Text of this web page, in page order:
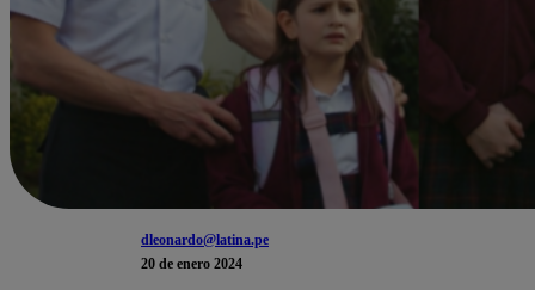
dleonardo@latina.pe
20 de enero 2024